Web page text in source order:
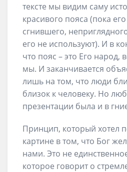
тексте мы видим саму
красивого пояса (пока
сгнившего,
его не используют). И в
что пояс – это Его народ,
мы. И заканчивается
лишь на том, что люди
близок к человеку. Но
презентации была и в
Принцип, который хотел
картине в том, что Бог
нами. Это не
которое говорит о